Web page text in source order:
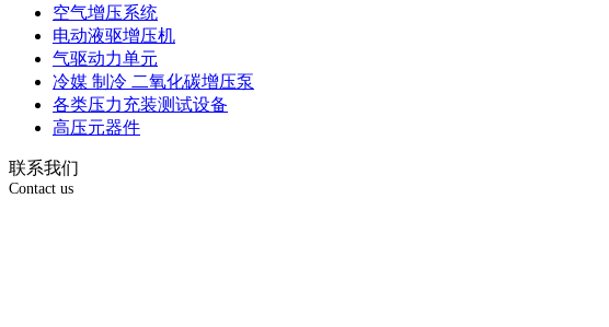
空气增压系统
电动液驱增压机
气驱动力单元
冷媒 制冷 二氧化碳增压泵
各类压力充装测试设备
高压元器件
联系我们
Contact us